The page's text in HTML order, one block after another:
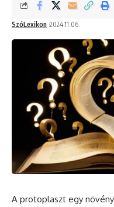
SzóLexikon 2024.11.06.
A protoplaszt egy